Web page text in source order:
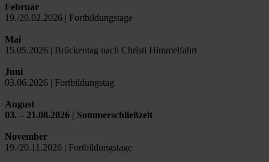
Februar
19./20.02.2026 | Fortbildungstage
Mai
15.05.2026 | Brückentag nach Christi Himmelfahrt
Juni
03.06.2026 | Fortbildungstag
August
03. – 21.08.2026 | Sommerschließzeit
November
19./20.11.2026 | Fortbildungstage